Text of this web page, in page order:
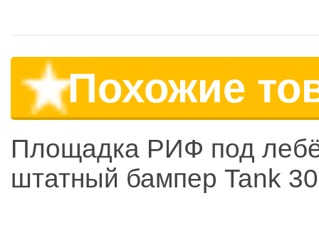
Похожие
Площадка РИФ под
штатный бампер Tank